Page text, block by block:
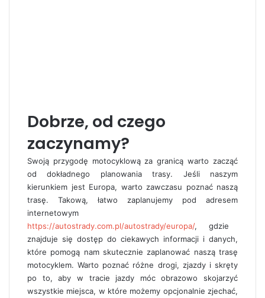
Dobrze, od czego
zaczynamy?
Swoją przygodę motocyklową za granicą warto zacząć
od dokładnego planowania trasy. Jeśli naszym
kierunkiem jest Europa, warto zawczasu poznać naszą
trasę. Takową, łatwo zaplanujemy pod adresem
internetowym
https://autostrady.com.pl/autostrady/europa/, gdzie
znajduje się dostęp do ciekawych informacji i danych,
które pomogą nam skutecznie zaplanować naszą trasę
motocyklem. Warto poznać różne drogi, zjazdy i skręty
po to, aby w tracie jazdy móc obrazowo skojarzyć
wszystkie miejsca, w które możemy opcjonalnie zjechać,